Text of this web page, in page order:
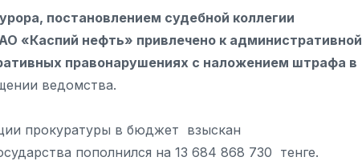
постановлением судебной коллегии
«Каспий нефть» привлечено к административной
правонарушениях с наложением штрафа в
ведомства.
прокуратуры в бюджет взыскан
пополнился на 13 684 868 730 тенге.